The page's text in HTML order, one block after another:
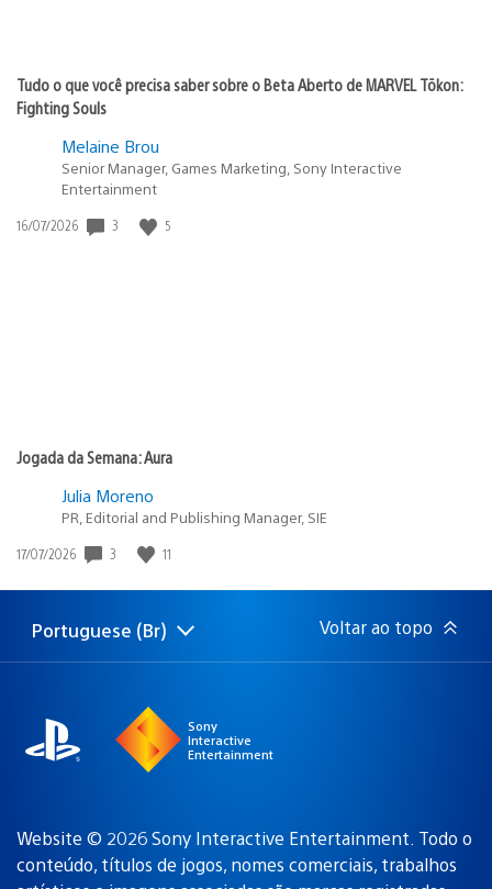
Tudo o que você precisa saber sobre o Beta Aberto de MARVEL Tōkon:
Fighting Souls
Melaine Brou
Senior Manager, Games Marketing, Sony Interactive
Entertainment
Data
16/07/2026 3 5
Jogada da Semana: Aura
Julia Moreno
PR, Editorial and Publishing Manager, SIE
Data
publicação:
17/07/2026 3 11
Selecione
Região
Portuguese (Br) Voltar ao topo
Sony
Interactive
Entertainment
Website © 2026 Sony Interactive Entertainment. Todo o
conteúdo, títulos de jogos, nomes comerciais, trabalhos